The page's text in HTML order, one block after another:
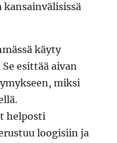
käyty
esittää aivan
miksi
helposti
loogisiin ja